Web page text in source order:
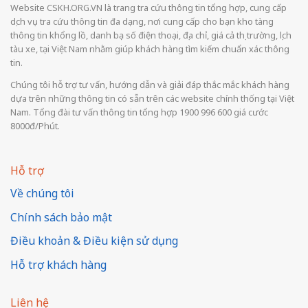
Website CSKH.ORG.VN là trang tra cứu thông tin tổng hợp, cung cấp
dịch vụ tra cứu thông tin đa dạng, nơi cung cấp cho bạn kho tàng
thông tin khổng lồ, danh bạ số điện thoại, địa chỉ, giá cả thị trường, lịch
tàu xe, tại Việt Nam nhằm giúp khách hàng tìm kiếm chuẩn xác thông
tin.
Chúng tôi hỗ trợ tư vấn, hướng dẫn và giải đáp thắc mắc khách hàng
dựa trên những thông tin có sẵn trên các website chính thống tại Việt
Nam. Tổng đài tư vấn thông tin tổng hợp 1900 996 600 giá cước
8000đ/Phút.
Hỗ trợ
Về chúng tôi
Chính sách bảo mật
Điều khoản & Điều kiện sử dụng
Hỗ trợ khách hàng
Liên hệ